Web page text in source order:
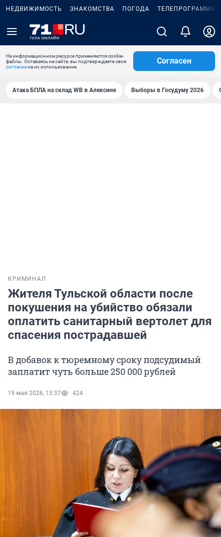
НЕДВИЖИМОСТЬ ЗНАКОМСТВА ПОГОДА ТЕЛЕПРОГРАММА
На информационном ресурсе применяются cookie-
файлы. Оставаясь на сайте, вы подтверждаете свое
согласиена их использование.
Согласен
Атака БПЛА на склад WB в Алексине Выборы в Госудуму 2026
КРИМИНАЛ
Жителя Тульской области после
покушения на убийство обязали
оплатить санитарный вертолет для
спасения пострадавшей
В добавок к тюремному сроку подсудимый
заплатит чуть больше 250 000 рублей
19 мая 2026, 13:37 424